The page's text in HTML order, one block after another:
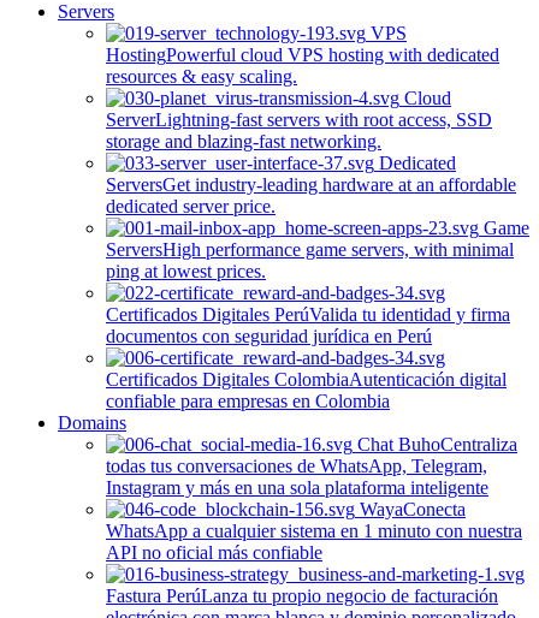
Servers
VPS
HostingPowerful cloud VPS hosting with dedicated
resources & easy scaling.
Cloud
ServerLightning-fast servers with root access, SSD
storage and blazing-fast networking.
Dedicated
ServersGet industry-leading hardware at an affordable
dedicated server price.
Game
ServersHigh performance game servers, with minimal
ping at lowest prices.
Certificados Digitales PerúValida tu identidad y firma
documentos con seguridad jurídica en Perú
Certificados Digitales ColombiaAutenticación digital
confiable para empresas en Colombia
Domains
Chat BuhoCentraliza
todas tus conversaciones de WhatsApp, Telegram,
Instagram y más en una sola plataforma inteligente
WayaConecta
WhatsApp a cualquier sistema en 1 minuto con nuestra
API no oficial más confiable
Fastura PerúLanza tu propio negocio de facturación